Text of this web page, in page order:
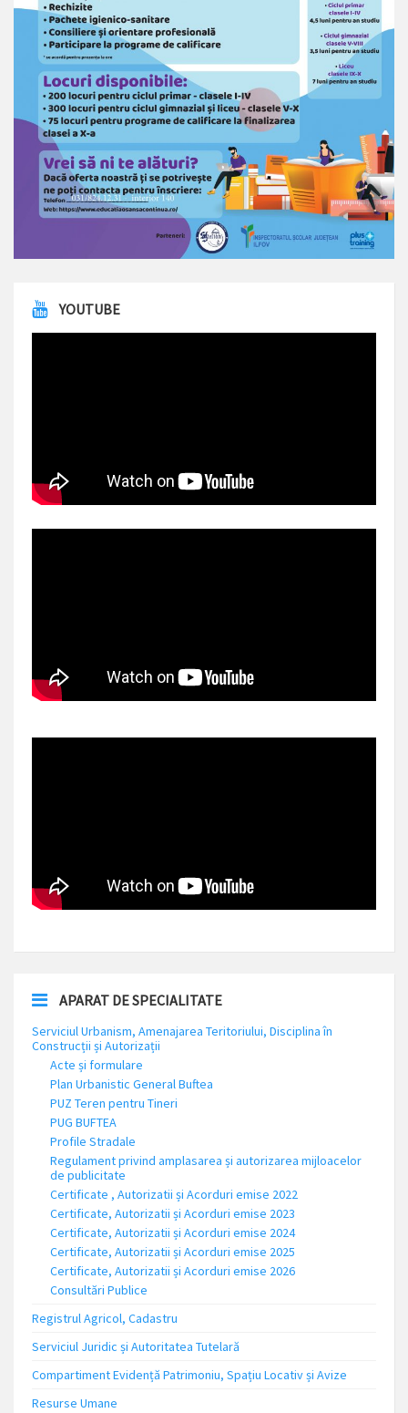
YOUTUBE
APARAT DE SPECIALITATE
Serviciul Urbanism, Amenajarea Teritoriului, Disciplina în
Construcții și Autorizații
Acte și formulare
Plan Urbanistic General Buftea
PUZ Teren pentru Tineri
PUG BUFTEA
Profile Stradale
Regulament privind amplasarea și autorizarea mijloacelor
de publicitate
Certificate , Autorizatii și Acorduri emise 2022
Certificate, Autorizatii și Acorduri emise 2023
Certificate, Autorizatii și Acorduri emise 2024
Certificate, Autorizatii și Acorduri emise 2025
Certificate, Autorizatii și Acorduri emise 2026
Consultări Publice
Registrul Agricol, Cadastru
Serviciul Juridic și Autoritatea Tutelară
Compartiment Evidență Patrimoniu, Spațiu Locativ și Avize
Resurse Umane